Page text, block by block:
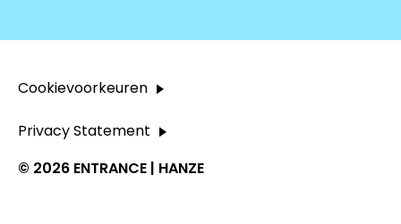
© 2026 ENTRANCE | HANZE
Cookievoorkeuren
Privacy Statement